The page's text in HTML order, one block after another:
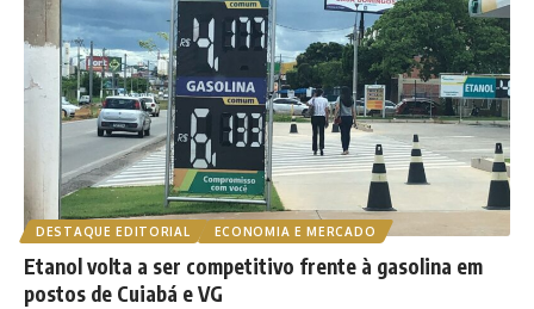
DESTAQUE EDITORIAL ECONOMIA E MERCADO
Etanol volta a ser competitivo frente à gasolina em
postos de Cuiabá e VG